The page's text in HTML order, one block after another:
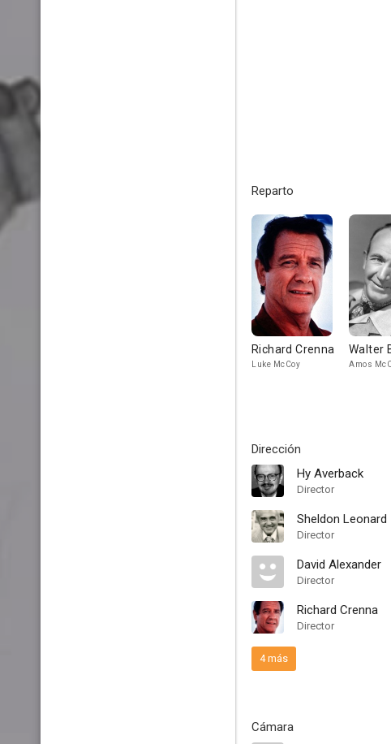
Reparto
Richard Crenna
Luke McCoy
Walter
Amos
Dirección
Hy Averback
Director
Sheldon Leonard
Director
David Alexander
Director
Richard Crenna
Director
4 más
Cámara